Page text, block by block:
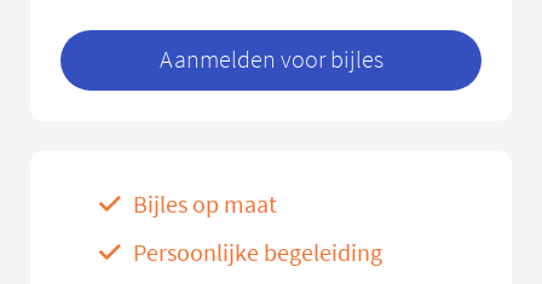
Aanmelden voor bijles
Bijles op maat
Persoonlijke begeleiding